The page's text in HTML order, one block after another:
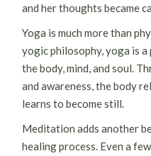
and her thoughts became
Yoga is much more than
yogic philosophy, yoga is
the body, mind, and soul.
and awareness, the body
learns to become still.
Meditation adds another
healing process. Even a